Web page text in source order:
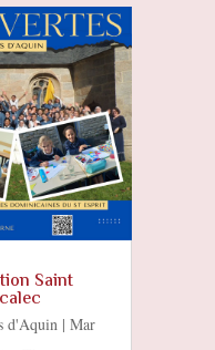
Saint
d'Aquin| Mar